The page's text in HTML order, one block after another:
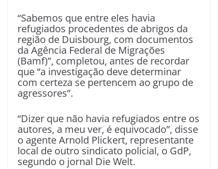
“Sabemos que entre eles havia
refugiados procedentes de abrigos da
região de Duisbourg, com documentos
da Agência Federal de Migrações
(Bamf)”, completou, antes de recordar
que “a investigação deve determinar
com certeza se pertencem ao grupo de
agressores”.
“Dizer que não havia refugiados entre os
autores, a meu ver, é equivocado”, disse
o agente Arnold Plickert, representante
local de outro sindicato policial, o GdP,
segundo o jornal Die Welt.